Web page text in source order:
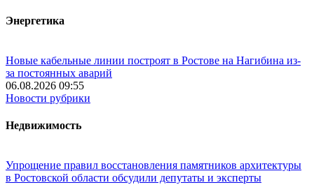
Энергетика
Новые кабельные линии построят в Ростове на Нагибина из-
за постоянных аварий
06.08.2026 09:55
Новости рубрики
Недвижимость
Упрощение правил восстановления памятников архитектуры
в Ростовской области обсудили депутаты и эксперты